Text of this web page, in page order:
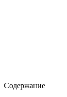
Содержание